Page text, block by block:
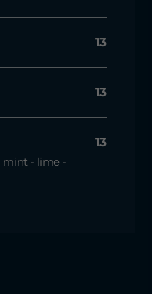
13
13
13
mint - lime -